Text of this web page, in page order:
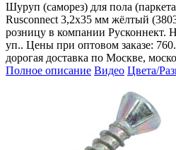
Шуруп (саморез) для пола
Rusconnect 3,2х35 мм жёлтый
розницу в компании Русконнект.
уп.. Цены при оптовом заказе:
дорогая доставка по Москве,
Полное описание Видео Цвета/